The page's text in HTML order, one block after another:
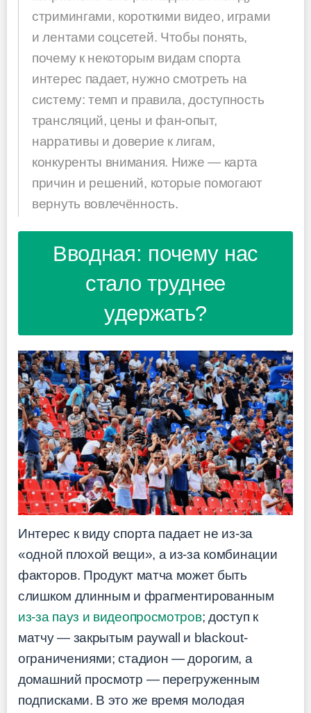
стримингами, короткими видео, играми
и лентами соцсетей. Чтобы понять,
почему к некоторым видам спорта
интерес падает, нужно смотреть на
систему: темп и правила, доступность
трансляций, цены и фан-опыт,
нарративы и доверие к лигам,
конкуренты внимания. Ниже — карта
причин и решений, которые помогают
вернуть вовлечённость.
Вводная: почему нас
стало труднее
удержать?
Интерес к виду спорта падает не из-за
«одной плохой вещи», а из-за комбинации
факторов. Продукт матча может быть
слишком длинным и фрагментированным
из-за пауз и видеопросмотров; доступ к
матчу — закрытым paywall и blackout-
ограничениями; стадион — дорогим, а
домашний просмотр — перегруженным
подписками. В это же время молодая